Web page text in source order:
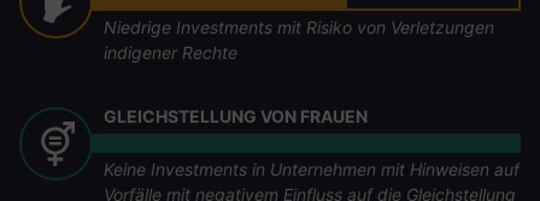
Niedrige Investments mit Risiko von Verletzungen
indigener Rechte
GLEICHSTELLUNG VON FRAUEN
Keine Investments in Unternehmen mit Hinweisen auf
Vorfälle mit negativem Einfluss auf die Gleichstellung